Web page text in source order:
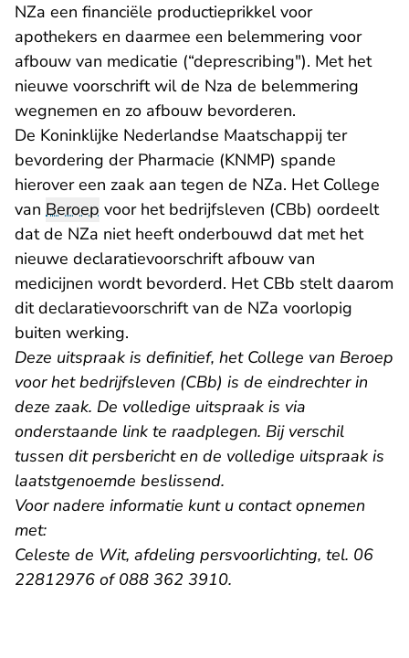
NZa een financiële productieprikkel voor
apothekers en daarmee een belemmering voor
afbouw van medicatie (“deprescribing"). Met het
nieuwe voorschrift wil de Nza de belemmering
wegnemen en zo afbouw bevorderen.
De Koninklijke Nederlandse Maatschappij ter
bevordering der Pharmacie (KNMP) spande
hierover een zaak aan tegen de NZa. Het College
van Beroep voor het bedrijfsleven (CBb) oordeelt
dat de NZa niet heeft onderbouwd dat met het
nieuwe declaratievoorschrift afbouw van
medicijnen wordt bevorderd. Het CBb stelt daarom
dit declaratievoorschrift van de NZa voorlopig
buiten werking.
Deze uitspraak is definitief, het College van Beroep
voor het bedrijfsleven (CBb) is de eindrechter in
deze zaak. De volledige uitspraak is via
onderstaande link te raadplegen. Bij verschil
tussen dit persbericht en de volledige uitspraak is
laatstgenoemde beslissend.
Voor nadere informatie kunt u contact opnemen
met:
Celeste de Wit, afdeling persvoorlichting, tel. 06
22812976 of 088 362 3910.